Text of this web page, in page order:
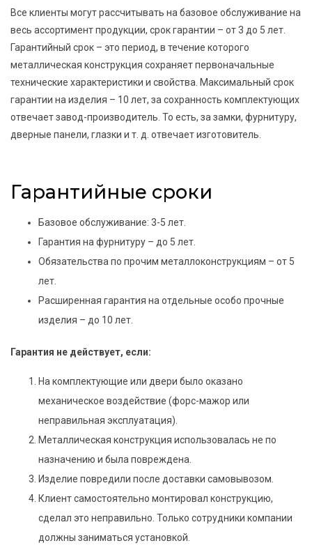
Все клиенты могут рассчитывать на базовое обслуживание на
весь ассортимент продукции, срок гарантии – от 3 до 5 лет.
Гарантийный срок – это период, в течение которого
металлическая конструкция сохраняет первоначальные
технические характеристики и свойства. Максимальный срок
гарантии на изделия – 10 лет, за сохранность комплектующих
отвечает завод-производитель. То есть, за замки, фурнитуру,
дверные панели, глазки и т. д. отвечает изготовитель.
Гарантийные сроки
Базовое обслуживание: 3-5 лет.
Гарантия на фурнитуру – до 5 лет.
Обязательства по прочим металлоконструкциям – от 5
лет.
Расширенная гарантия на отдельные особо прочные
изделия – до 10 лет.
Гарантия не действует, если:
На комплектующие или двери было оказано
механическое воздействие (форс-мажор или
неправильная эксплуатация).
Металлическая конструкция использовалась не по
назначению и была повреждена.
Изделие повредили после доставки самовывозом.
Клиент самостоятельно монтировал конструкцию,
сделал это неправильно. Только сотрудники компании
должны заниматься установкой.